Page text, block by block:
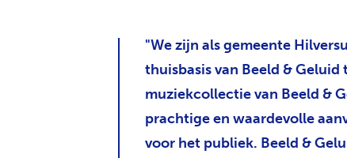
We zijn als gemeente
thuisbasis van Beeld &
muziekcollectie van Beeld &
prachtige en waardevolle
voor het publiek. Beeld &